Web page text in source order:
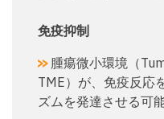
免疫抑制
腫瘍微小環境（
TME）が、免疫反応
ズムを発達させる可